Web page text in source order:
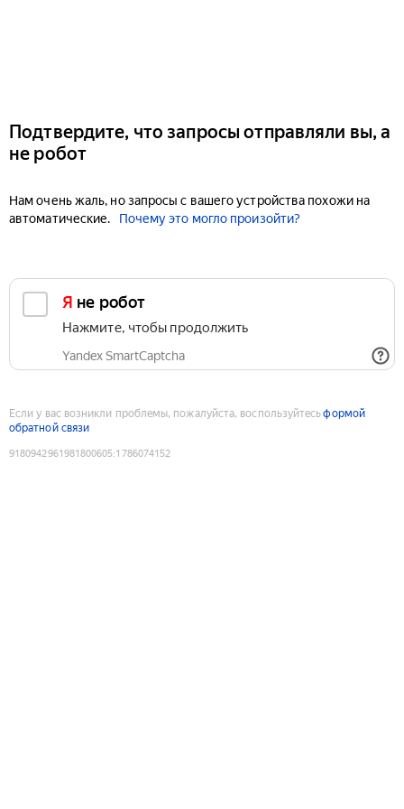
Подтвердите, что запросы отправляли вы, а
не робот
Нам очень жаль, но запросы с вашего устройства похожи на
автоматические.
Почему это могло произойти?
Я не робот
Нажмите, чтобы продолжить
Yandex SmartCaptcha
Если у вас возникли проблемы, пожалуйста, воспользуйтесьформой
обратной связи
9180942961981800605:1786074152